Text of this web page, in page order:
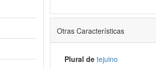
Otras Características
Plural de tejuino